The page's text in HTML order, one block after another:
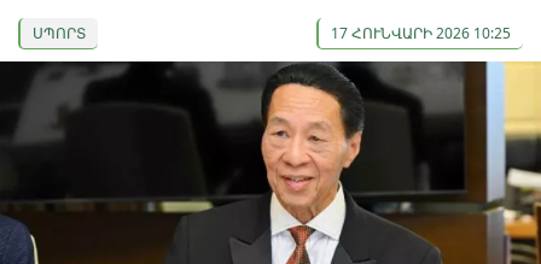
ՍՊՈՐՏ 17 ՀՈՒՆՎԱՐԻ 2026 10:25